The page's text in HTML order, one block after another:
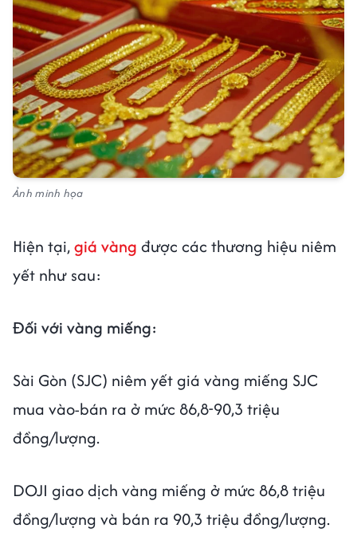
Ảnh minh họa
Hiện tại,giá vàng được các thương hiệu niêm
yết như sau:
Đối với vàng miếng:
Sài Gòn (SJC) niêm yết giá vàng miếng SJC
mua vào-bán ra ở mức 86,8-90,3 triệu
đồng/lượng.
DOJI giao dịch vàng miếng ở mức 86,8 triệu
đồng/lượng và bán ra 90,3 triệu đồng/lượng.